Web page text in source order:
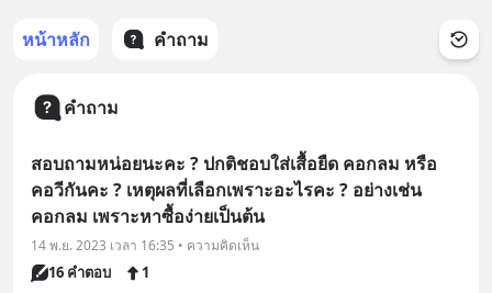
หน้าหลัก คำถาม
คำถาม
สอบถามหน่อยนะคะ ? ปกติชอบใส่เสื้อยืด คอกลม หรือ
คอวีกันคะ ? เหตุผลที่เลือกเพราะอะไรคะ ? อย่างเช่น
คอกลม เพราะหาซื้อง่ายเป็นต้น
14 พ.ย. 2023 เวลา 16:35 • ความคิดเห็น
16 คำตอบ 1